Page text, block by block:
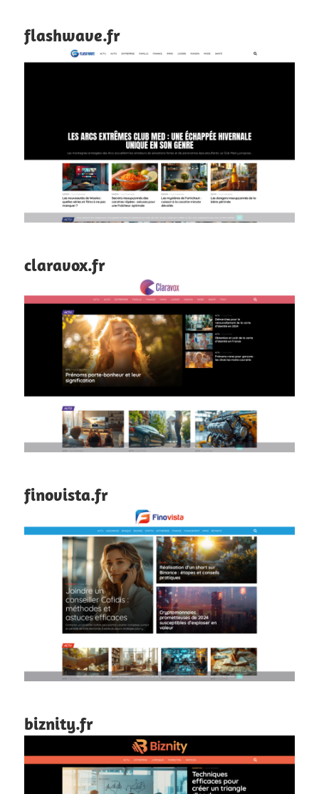
flashwave.fr
claravox.fr
finovista.fr
biznity.fr